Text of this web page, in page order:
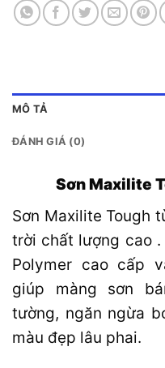
MÔ TẢ
ĐÁNH GIÁ (0)
SơnMaxilite
Sơn Maxilite Tough
trời chất lượng cao .
Polymer cao cấp
giúp màng sơn
tường, ngăn ngừa
màu đẹp lâu phai.